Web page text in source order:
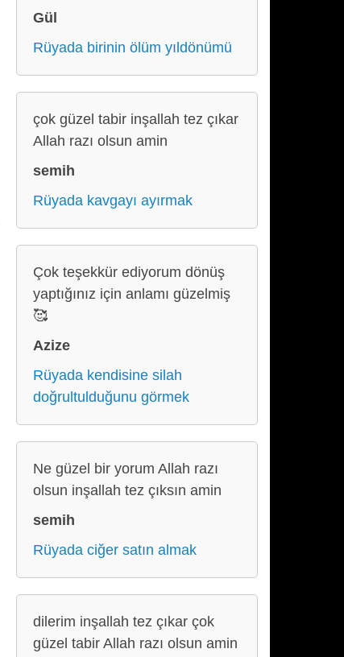
Gül
Rüyada birinin ölüm yıldönümü
çok güzel tabir inşallah tez çıkar
Allah razı olsun amin
semih
Rüyada kavgayı ayırmak
Çok teşekkür ediyorum dönüş
yaptığınız için anlamı güzelmiş
🥰
Azize
Rüyada kendisine silah
doğrultulduğunu görmek
Ne güzel bir yorum Allah razı
olsun inşallah tez çıksın amin
semih
Rüyada ciğer satın almak
dilerim inşallah tez çıkar çok
güzel tabir Allah razı olsun amin